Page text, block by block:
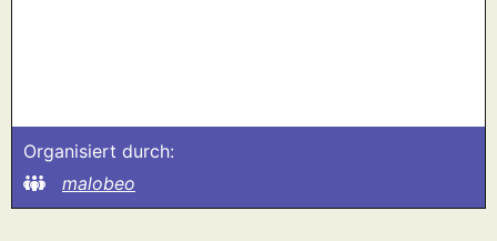
Organisiert durch:
malobeo